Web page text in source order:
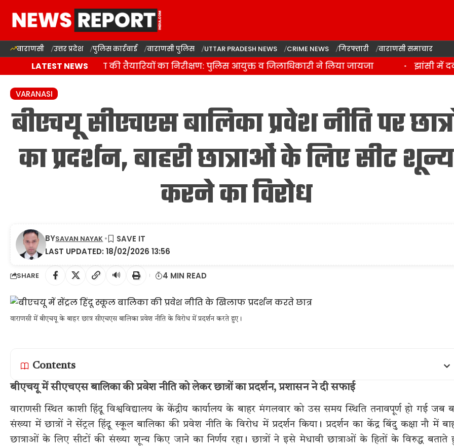
वाराणसी उत्तर प्रदेश पुलिस कार्रवाई वाराणसी पुलिस UTTAR PRADESH NEWS CRIME NEWS गिरफ्तारी वाराणसी समाचार
LATEST NEWS
वाराणसी में कांवड़ यात्रा की तैयारियों का निरीक्षण: पुलिस आयुक्त व जिलाधिकारी ने लिया जायजा झांसी में
VARANASI
बीएचयू सीएचएस बालिका प्रवेश नीति पर
का प्रदर्शन, बाहरी छात्राओं के लिए सीट शून्य
करने का विरोध
LAST UPDATED: 18/02/2026 13:56
BYSAVAN NAYAK
SHARE 🔊 4 MIN READ
वाराणसी में बीएचयू के बाहर छात्र सीएचएस बालिका प्रवेश नीति के विरोध में प्रदर्शन करते हुए।
Contents
बीएचयू में सीएचएस बालिका की प्रवेश नीति को लेकर छात्रों का प्रदर्शन, प्रशासन ने दी सफाई
वाराणसी स्थित काशी हिंदू विश्वविद्यालय के केंद्रीय कार्यालय के बाहर मंगलवार को उस समय स्थिति तनावपूर्ण हो गई जब
संख्या में छात्रों ने सेंट्रल हिंदू स्कूल बालिका की प्रवेश नीति के विरोध में प्रदर्शन किया। प्रदर्शन का केंद्र बिंदु कक्षा नौ में
छात्राओं के लिए सीटों की संख्या शून्य किए जाने का निर्णय रहा। छात्रों ने इसे मेधावी छात्राओं के हितों के विरुद्ध बताते